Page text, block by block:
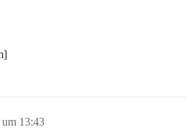
13:43